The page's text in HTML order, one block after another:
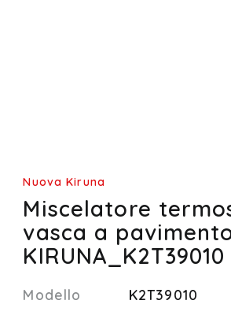
Nuova Kiruna
Miscelatore
vasca a
KIRUNA_K2T39010
Modello K2T39010